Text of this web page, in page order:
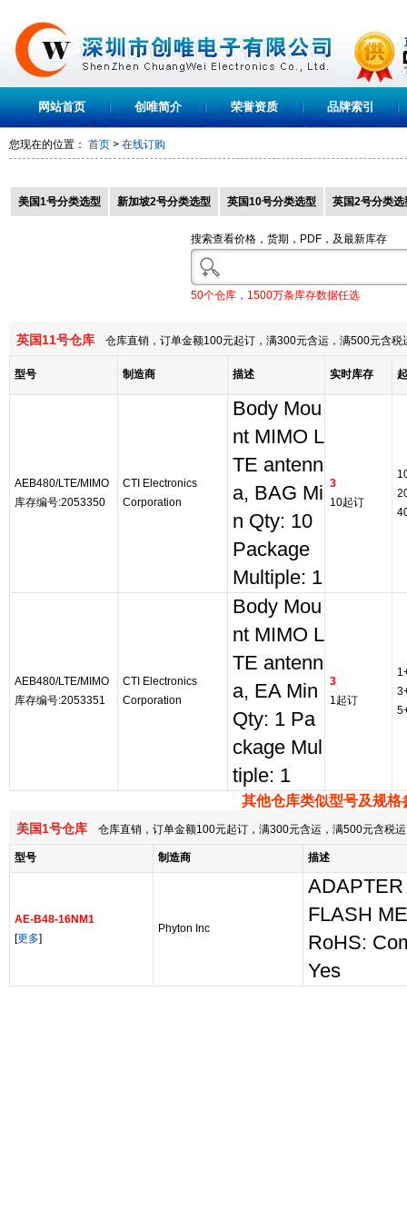
网站首页 创唯简介 荣誉资质 品牌索引
您现在的位置： 首页 > 在线订购
美国1号分类选型 新加坡2号分类选型 英国10号分类选型 英国2号分类选
搜索查看价格，货期，PDF，及最新库存
50个仓库，1500万条库存数据任选
英国11号仓库 仓库直销，订单金额100元起订，满300元含运，满500元含税
型号 制造商 描述 实时库存
AEB480/LTE/MIMO
库存编号:2053350
CTI Electronics
Corporation
Body Mou
nt MIMO L
TE antenn
a, BAG Mi
n Qty: 10
Package
Multiple: 1
3
10起订
AEB480/LTE/MIMO
库存编号:2053351
CTI Electronics
Corporation
Body Mou
nt MIMO L
TE antenn
a, EA Min
Qty: 1 Pa
ckage Mul
tiple: 1
3
1起订
其他仓库类似型号及规格
美国1号仓库 仓库直销，订单金额100元起订，满300元含运，满500元含税
型号 制造商 描述
AE-B48-16NM1
[更多]
Phyton Inc
FLASH
RoHS:
Yes